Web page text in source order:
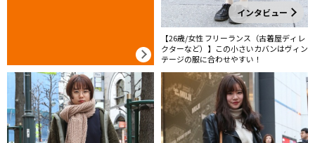
インタビュー
【26歳/女性 フリーランス（古着屋ディレ
クターなど）】この小さいカバンはヴィン
テージの服に合わせやすい！